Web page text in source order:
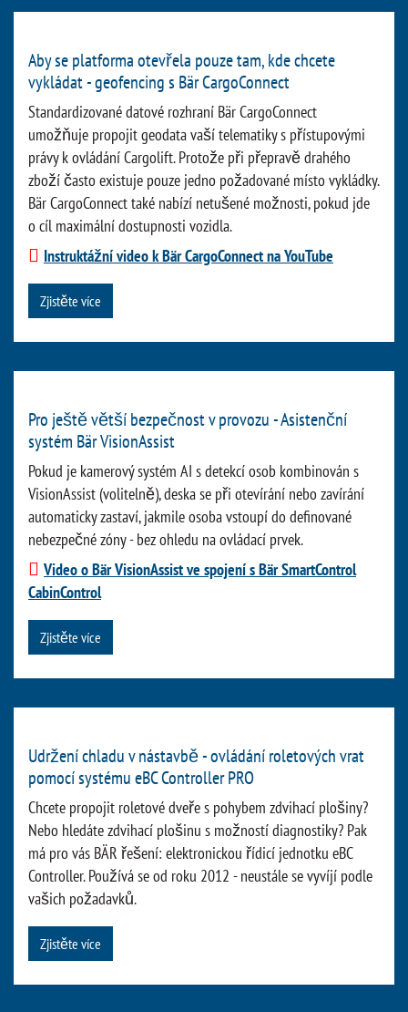
Aby se platforma otevřela pouze tam, kde chcete
vykládat - geofencing s Bär CargoConnect
Standardizované datové rozhraní Bär CargoConnect
umožňuje propojit geodata vaší telematiky s přístupovými
právy k ovládání Cargolift. Protože při přepravě drahého
zboží často existuje pouze jedno požadované místo vykládky.
Bär CargoConnect také nabízí netušené možnosti, pokud jde
o cíl maximální dostupnosti vozidla.
Instruktážní video k Bär CargoConnect na YouTube
Zjistěte více
Pro ještě větší bezpečnost v provozu - Asistenční
systém Bär VisionAssist
Pokud je kamerový systém AI s detekcí osob kombinován s
VisionAssist (volitelně), deska se při otevírání nebo zavírání
automaticky zastaví, jakmile osoba vstoupí do definované
nebezpečné zóny - bez ohledu na ovládací prvek.
Video o Bär VisionAssist ve spojení s Bär SmartControl
CabinControl
Zjistěte více
Udržení chladu v nástavbě - ovládání roletových vrat
pomocí systému eBC Controller PRO
Chcete propojit roletové dveře s pohybem zdvihací plošiny?
Nebo hledáte zdvihací plošinu s možností diagnostiky? Pak
má pro vás BÄR řešení: elektronickou řídicí jednotku eBC
Controller. Používá se od roku 2012 - neustále se vyvíjí podle
vašich požadavků.
Zjistěte více